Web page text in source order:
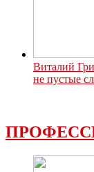
Виталий
не пустые